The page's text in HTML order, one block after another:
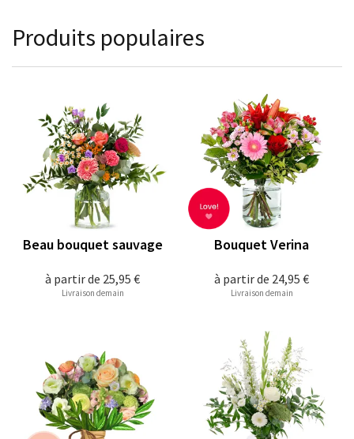
Produits populaires
à partir de 25,95 €
Beau bouquet sauvage
Livraison demain
à partir de 24,95 €
Bouquet Verina
Livraison demain